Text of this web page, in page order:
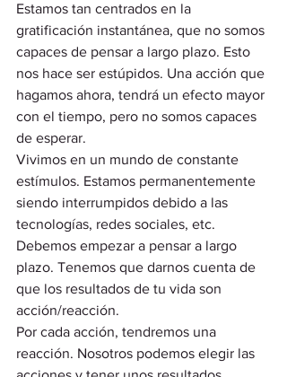
Estamos tan centrados en la
gratificación instantánea, que no somos
capaces de pensar a largo plazo. Esto
nos hace ser estúpidos. Una acción que
hagamos ahora, tendrá un efecto mayor
con el tiempo, pero no somos capaces
de esperar.
Vivimos en un mundo de constante
estímulos. Estamos permanentemente
siendo interrumpidos debido a las
tecnologías, redes sociales, etc.
Debemos empezar a pensar a largo
plazo. Tenemos que darnos cuenta de
que los resultados de tu vida son
acción/reacción.
Por cada acción, tendremos una
reacción. Nosotros podemos elegir las